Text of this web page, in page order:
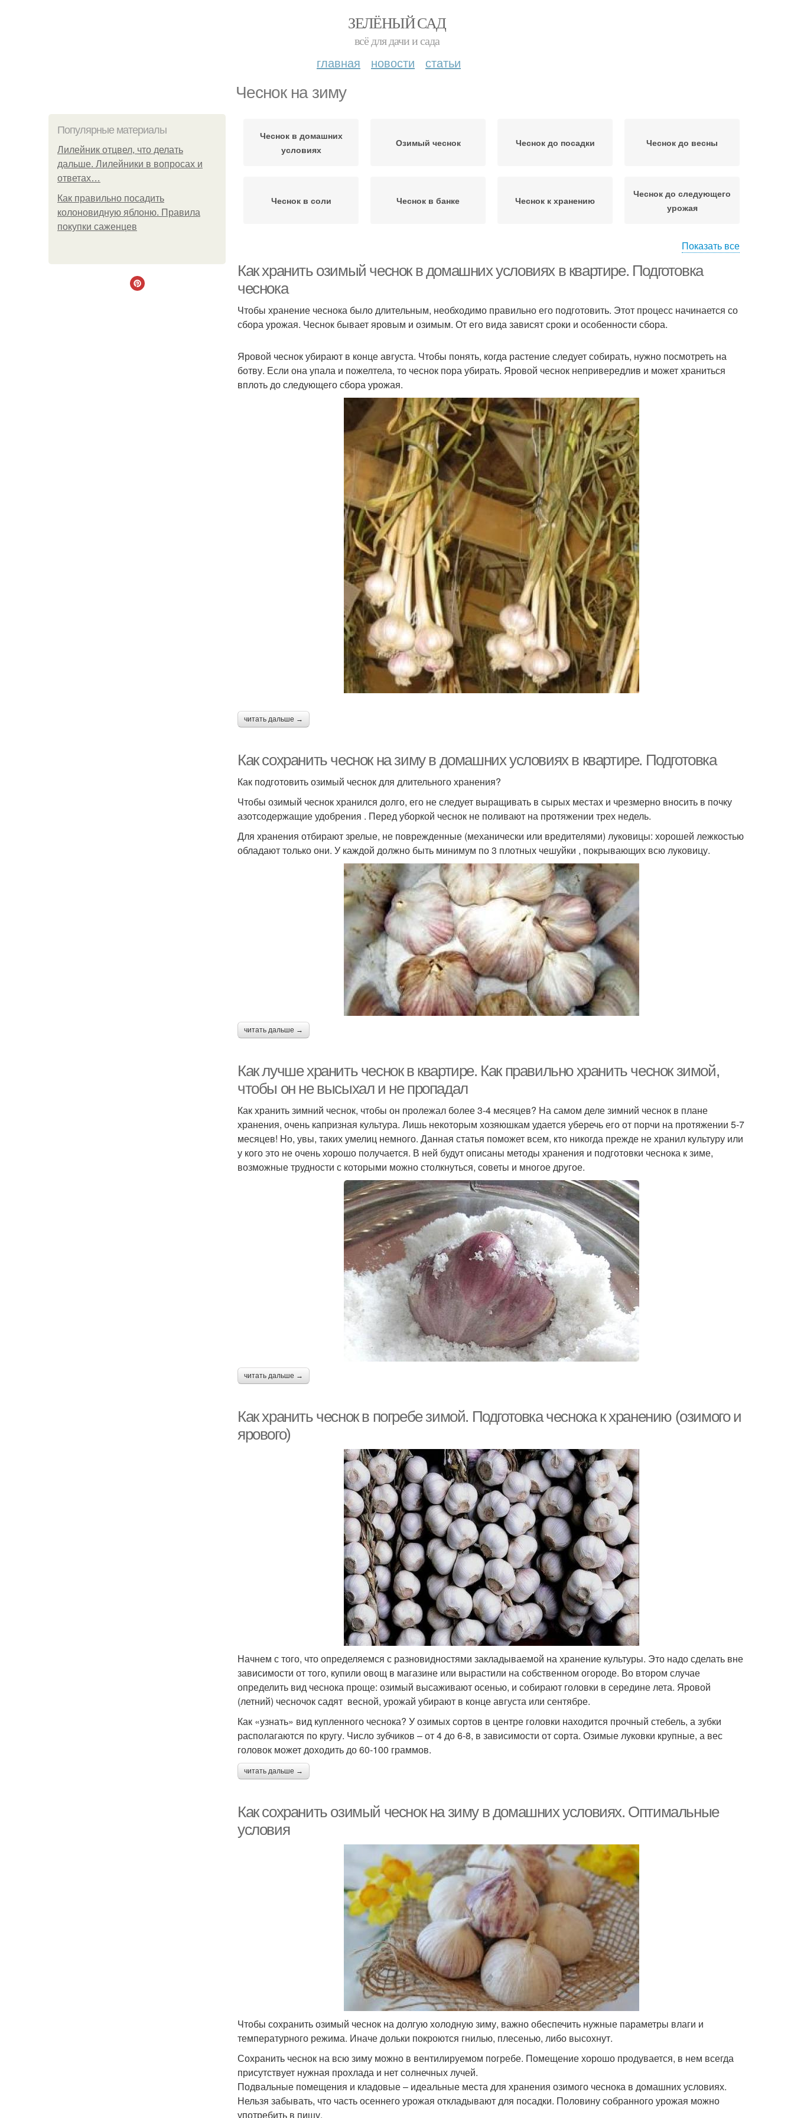
ЗЕЛЁНЫЙ САД
всё для дачи и сада
главная новости статьи
Чеснок на зиму
Популярные материалы
Лилейник отцвел, что делать
дальше. Лилейники в вопросах и
ответах…
Как правильно посадить
колоновидную яблоню. Правила
покупки саженцев
Чеснок в домашних
условиях
Озимый чеснок Чеснок до посадки Чеснок до весны
Чеснок в соли Чеснок в банке Чеснок к хранению
Чеснок до следующего
урожая
Показать все
Как хранить озимый чеснок в домашних условиях в квартире. Подготовка
чеснока
Чтобы хранение чеснока было длительным, необходимо правильно его подготовить. Этот процесс начинается со
сбора урожая. Чеснок бывает яровым и озимым. От его вида зависят сроки и особенности сбора.
Яровой чеснок убирают в конце августа. Чтобы понять, когда растение следует собирать, нужно посмотреть на
ботву. Если она упала и пожелтела, то чеснок пора убирать. Яровой чеснок непривередлив и может храниться
вплоть до следующего сбора урожая.
читать дальше →
Как сохранить чеснок на зиму в домашних условиях в квартире. Подготовка
Как подготовить озимый чеснок для длительного хранения?
Чтобы озимый чеснок хранился долго, его не следует выращивать в сырых местах и чрезмерно вносить в почку
азотсодержащие удобрения . Перед уборкой чеснок не поливают на протяжении трех недель.
Для хранения отбирают зрелые, не поврежденные (механически или вредителями) луковицы: хорошей лежкостью
обладают только они. У каждой должно быть минимум по 3 плотных чешуйки , покрывающих всю луковицу.
читать дальше →
Как лучше хранить чеснок в квартире. Как правильно хранить чеснок зимой,
чтобы он не высыхал и не пропадал
Как хранить зимний чеснок, чтобы он пролежал более 3-4 месяцев? На самом деле зимний чеснок в плане
хранения, очень капризная культура. Лишь некоторым хозяюшкам удается уберечь его от порчи на протяжении 5-7
месяцев! Но, увы, таких умелиц немного. Данная статья поможет всем, кто никогда прежде не хранил культуру или
у кого это не очень хорошо получается. В ней будут описаны методы хранения и подготовки чеснока к зиме,
возможные трудности с которыми можно столкнуться, советы и многое другое.
читать дальше →
Как хранить чеснок в погребе зимой. Подготовка чеснока к хранению (озимого и
ярового)
Начнем с того, что определяемся с разновидностями закладываемой на хранение культуры. Это надо сделать вне
зависимости от того, купили овощ в магазине или вырастили на собственном огороде. Во втором случае
определить вид чеснока проще: озимый высаживают осенью, и собирают головки в середине лета. Яровой
(летний) чесночок садят весной, урожай убирают в конце августа или сентябре.
Как «узнать» вид купленного чеснока? У озимых сортов в центре головки находится прочный стебель, а зубки
располагаются по кругу. Число зубчиков – от 4 до 6-8, в зависимости от сорта. Озимые луковки крупные, а вес
головок может доходить до 60-100 граммов.
читать дальше →
Как сохранить озимый чеснок на зиму в домашних условиях. Оптимальные
условия
Чтобы сохранить озимый чеснок на долгую холодную зиму, важно обеспечить нужные параметры влаги и
температурного режима. Иначе дольки покроются гнилью, плесенью, либо высохнут.
Сохранить чеснок на всю зиму можно в вентилируемом погребе. Помещение хорошо продувается, в нем всегда
присутствует нужная прохлада и нет солнечных лучей.
Подвальные помещения и кладовые – идеальные места для хранения озимого чеснока в домашних условиях.
Нельзя забывать, что часть осеннего урожая откладывают для посадки. Половину собранного урожая можно
употребить в пищу.